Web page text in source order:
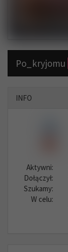
Po_kryjomu
INFO
Aktywni:
Dołączył:
Szukamy:
W celu: